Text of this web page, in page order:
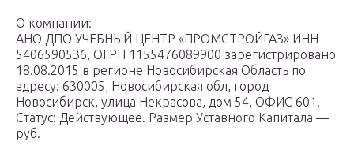
О компании:
АНО ДПО УЧЕБНЫЙ ЦЕНТР «ПРОМСТРОЙГАЗ» ИНН
5406590536, ОГРН 1155476089900 зарегистрировано
18.08.2015 в регионе Новосибирская Область по
адресу: 630005, Новосибирская обл, город
Новосибирск, улица Некрасова, дом 54, ОФИС 601.
Статус: Действующее. Размер Уставного Капитала —
руб.